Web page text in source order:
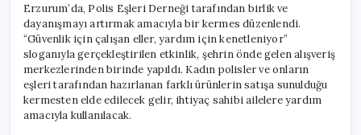
Kermesi
için
Erzurum’da, Polis Eşleri Derneği tarafından birlik ve
dayanışmayı artırmak amacıyla bir kermes düzenlendi.
“Güvenlik için çalışan eller, yardım için kenetleniyor”
sloganıyla gerçekleştirilen etkinlik, şehrin önde gelen alışveriş
merkezlerinden birinde yapıldı. Kadın polisler ve onların
eşleri tarafından hazırlanan farklı ürünlerin satışa sunulduğu
kermesten elde edilecek gelir, ihtiyaç sahibi ailelere yardım
amacıyla kullanılacak.